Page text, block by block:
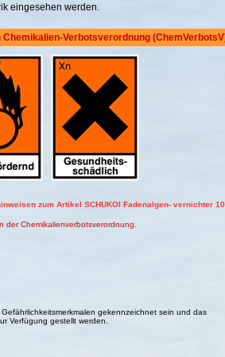
eingesehen werden.
Verbotsverordnung
zum Artikel SCHUKOI Fadenalgen- vernichter
Chemikalienverbotsverordnung.
gekennzeichnet sein und das
Verfügung gestellt werden.